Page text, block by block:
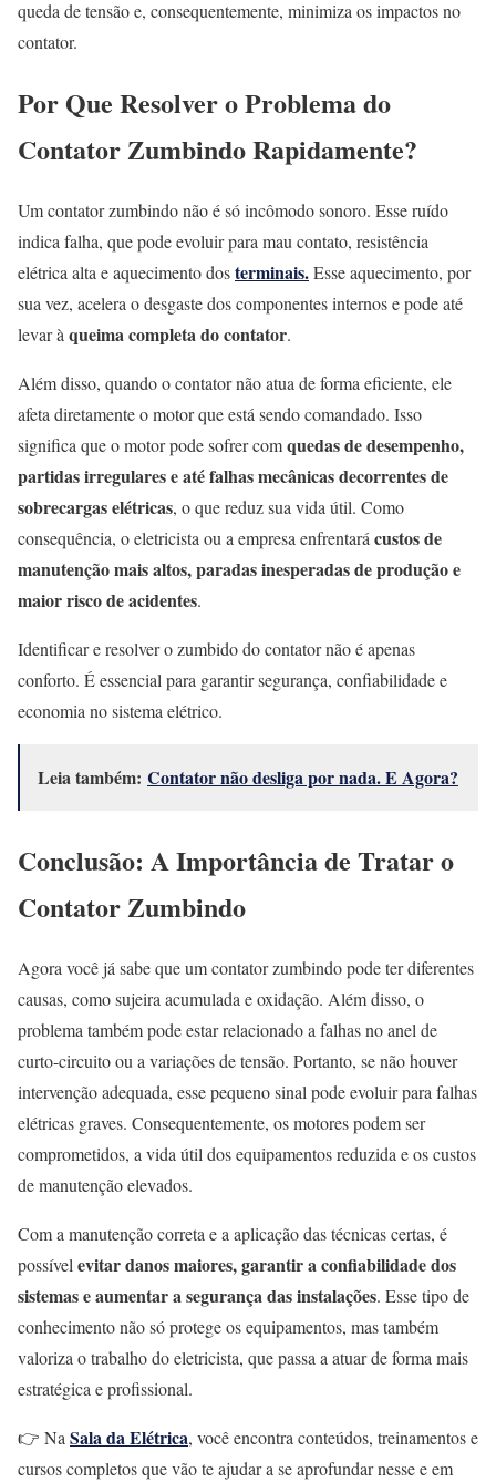
queda de tensão e, consequentemente, minimiza os impactos no
contator.
Por Que Resolver o Problema do
Contator Zumbindo Rapidamente?
Um contator zumbindo não é só incômodo sonoro. Esse ruído
indica falha, que pode evoluir para mau contato, resistência
elétrica alta e aquecimento dosterminais.Esse aquecimento, por
sua vez, acelera o desgaste dos componentes internos e pode até
levar à queima completa do contator.
Além disso, quando o contator não atua de forma eficiente, ele
afeta diretamente o motor que está sendo comandado. Isso
significa que o motor pode sofrer comquedas de desempenho,
partidas irregulares e até falhas mecânicas decorrentes de
sobrecargas elétricas, o que reduz sua vida útil. Como
consequência, o eletricista ou a empresa enfrentará custos de
manutenção mais altos, paradas inesperadas de produção e
maior risco de acidentes.
Identificar e resolver o zumbido do contator não é apenas
conforto. É essencial para garantir segurança, confiabilidade e
economia no sistema elétrico.
Leia também: Contator não desliga por nada. E Agora?
Conclusão: A Importância de Tratar o
Contator Zumbindo
Agora você já sabe que um contator zumbindo pode ter diferentes
causas, como sujeira acumulada e oxidação. Além disso, o
problema também pode estar relacionado a falhas no anel de
curto-circuito ou a variações de tensão. Portanto, se não houver
intervenção adequada, esse pequeno sinal pode evoluir para falhas
elétricas graves. Consequentemente, os motores podem ser
comprometidos, a vida útil dos equipamentos reduzida e os custos
de manutenção elevados.
Com a manutenção correta e a aplicação das técnicas certas, é
possível evitar danos maiores, garantir a confiabilidade dos
sistemas e aumentar a segurança das instalações. Esse tipo de
conhecimento não só protege os equipamentos, mas também
valoriza o trabalho do eletricista, que passa a atuar de forma mais
estratégica e profissional.
👉 Na Sala da Elétrica, você encontra conteúdos, treinamentos e
cursos completos que vão te ajudar a se aprofundar nesse e em